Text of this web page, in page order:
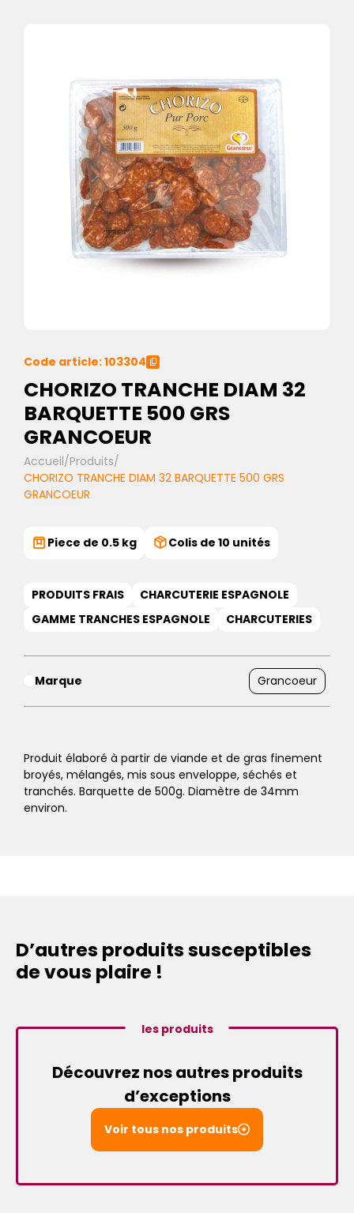
Code article: 103304
CHORIZO TRANCHE DIAM 32
BARQUETTE 500 GRS
GRANCOEUR
Accueil/Produits/
CHORIZO TRANCHE DIAM 32 BARQUETTE 500 GRS
GRANCOEUR
Piece de 0.5 kg Colis de 10 unités
PRODUITS FRAIS
CHARCUTERIE ESPAGNOLE
GAMME TRANCHES ESPAGNOLE
CHARCUTERIES
Marque Grancoeur
Produit élaboré à partir de viande et de gras finement
broyés, mélangés, mis sous enveloppe, séchés et
tranchés. Barquette de 500g. Diamètre de 34mm
environ.
D’autres produits susceptibles
de vous plaire !
les produits
Découvrez nos autres produits
d’exceptions
Voir tous nos produits